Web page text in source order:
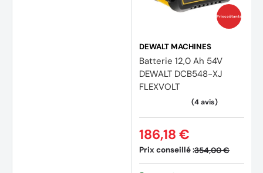
Prix coûtants
DEWALT MACHINES
Batterie 12,0 Ah 54V
DEWALT DCB548-XJ
FLEXVOLT
Prix conseillé :354,00 €
186,18 €